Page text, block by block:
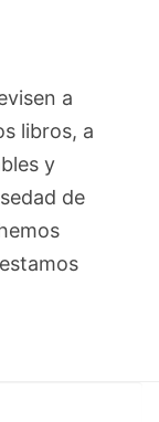
a
libros, a
y
de